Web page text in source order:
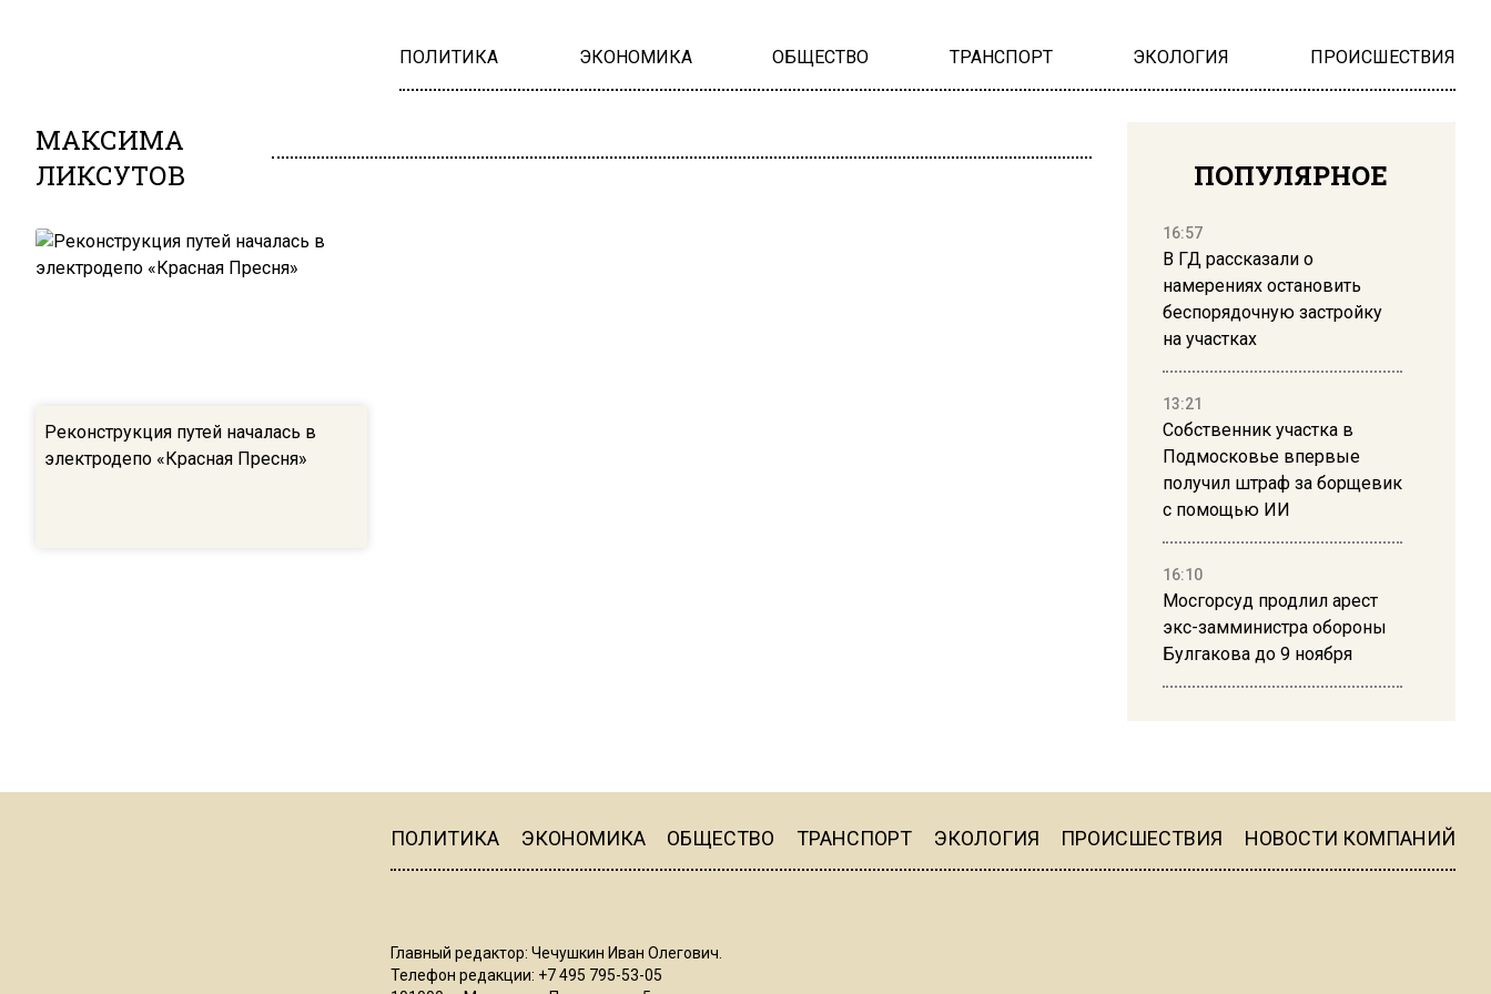
ПОЛИТИКА ЭКОНОМИКА ОБЩЕСТВО ТРАНСПОРТ ЭКОЛОГИЯ ПРОИСШЕСТВИЯ
МАКСИМА
ЛИКСУТОВ
Реконструкция путей началась в
электродепо «Красная Пресня»
ПОПУЛЯРНОЕ
16:57
В ГД рассказали о
намерениях остановить
беспорядочную застройку
на участках
13:21
Собственник участка в
Подмосковье впервые
получил штраф за борщевик
с помощью ИИ
16:10
Мосгорсуд продлил арест
экс-замминистра обороны
Булгакова до 9 ноября
16:19
ПОЛИТИКА ЭКОНОМИКА ОБЩЕСТВО ТРАНСПОРТ ЭКОЛОГИЯ ПРОИСШЕСТВИЯ НОВОСТИ КОМПАНИЙ
Главный редактор: Чечушкин Иван Олегович.
Телефон редакции: +7 495 795-53-05